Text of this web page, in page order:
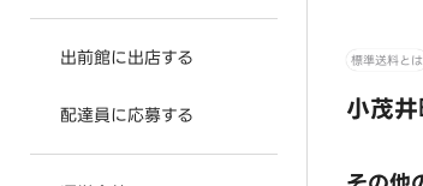
出前館に出店する
配達員に応募する
標準送料とは
小茂